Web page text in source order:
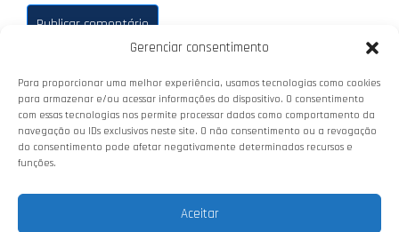
Gerenciar consentimento
Para proporcionar uma melhor experiência, usamos tecnologias como cookies
para armazenar e/ou acessar informações do dispositivo. O consentimento
com essas tecnologias nos permite processar dados como comportamento da
navegação ou IDs exclusivos neste site. O não consentimento ou a revogação
do consentimento pode afetar negativamente determinados recursos e
funções.
Aceitar
de Guppy (CCG). Todos os direitos